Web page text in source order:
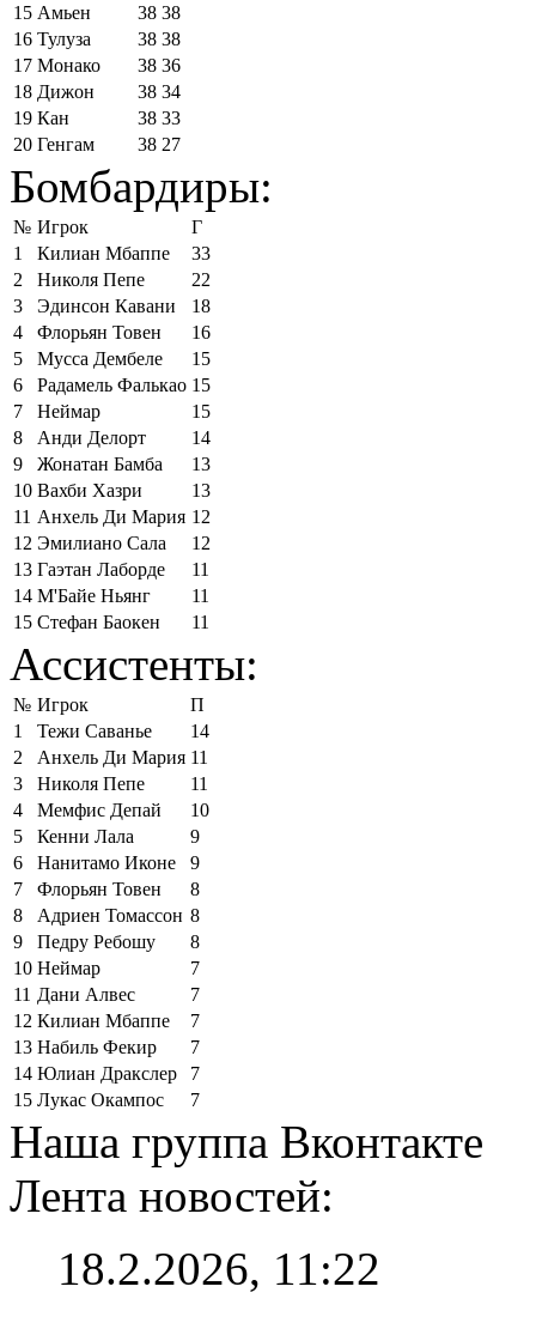
15 Амьен 38 38
16 Тулуза 38 38
17 Монако 38 36
18 Дижон 38 34
19 Кан 38 33
20 Генгам 38 27
Бомбардиры:
№ Игрок
Г
1
Килиан Мбаппе
33
2
Николя Пепе
22
3
Эдинсон Кавани
18
4
Флорьян Товен
16
5
Мусса Дембеле
15
6
Радамель Фалькао 15
7
Неймар
15
8
Анди Делорт
14
9
Жонатан Бамба
13
10 Вахби Хазри
13
11 Анхель Ди Мария 12
12 Эмилиано Сала
12
13 Гаэтан Лаборде
11
14 М'Байе Ньянг
11
15 Стефан Баокен 11
Ассистенты:
№ Игрок
П
1
Тежи Саванье
14
2
Анхель Ди Мария 11
3
Николя Пепе
11
4
Мемфис Депай
10
5
Кенни Лала
9
6
Нанитамо Иконе
9
7
Флорьян Товен
8
8
Адриен Томассон 8
9
Педру Ребошу
8
10 Неймар
7
11 Дани Алвес
7
12 Килиан Мбаппе
7
13 Набиль Фекир
7
14 Юлиан Дракслер
7
15 Лукас Окампос 7
Наша группа Вконтакте
Лента новостей:
18.2.2026, 11:22